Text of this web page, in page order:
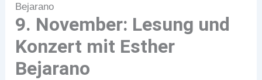
Bejarano
9. November: Lesung und
Konzert mit Esther
Bejarano